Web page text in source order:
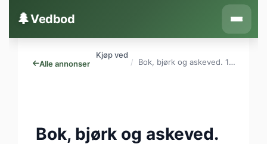
🌲Vedbod
Alle annonser
Kjøp ved
Bok, bjørk og askeved. 1000l
Bok, bjørk og askeved.